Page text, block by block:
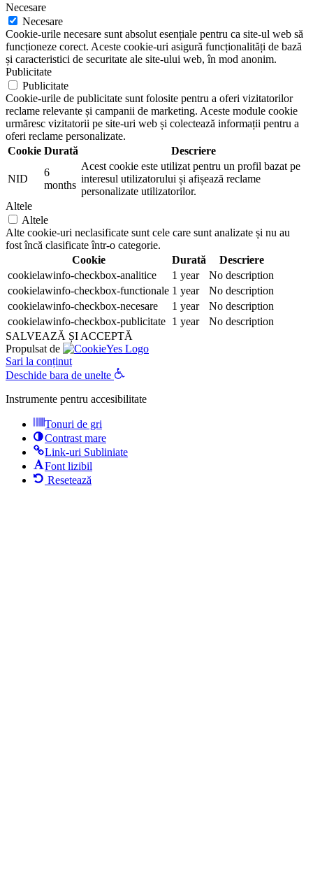
Necesare
Necesare
Cookie-urile necesare sunt absolut esențiale pentru ca site-ul web să
funcționeze corect. Aceste cookie-uri asigură funcționalități de bază
și caracteristici de securitate ale site-ului web, în mod anonim.
Publicitate
Publicitate
Cookie-urile de publicitate sunt folosite pentru a oferi vizitatorilor
reclame relevante și campanii de marketing. Aceste module cookie
urmăresc vizitatorii pe site-uri web și colectează informații pentru a
oferi reclame personalizate.
Cookie Durată Descriere
NID
6
months
Acest cookie este utilizat pentru un profil bazat pe
interesul utilizatorului și afișează reclame
personalizate utilizatorilor.
Altele
Altele
Alte cookie-uri neclasificate sunt cele care sunt analizate și nu au
fost încă clasificate într-o categorie.
Cookie
Durată
Descriere
cookielawinfo-checkbox-analitice
1 year
No description
cookielawinfo-checkbox-functionale 1 year
No description
cookielawinfo-checkbox-necesare
1 year
No description
cookielawinfo-checkbox-publicitate 1 year
No description
SALVEAZĂ ȘI ACCEPTĂ
Propulsat de
Sari la conținut
Deschide bara de unelte
Instrumente pentru accesibilitate
Tonuri de gri
Contrast mare
Link-uri Subliniate
Font lizibil
Resetează